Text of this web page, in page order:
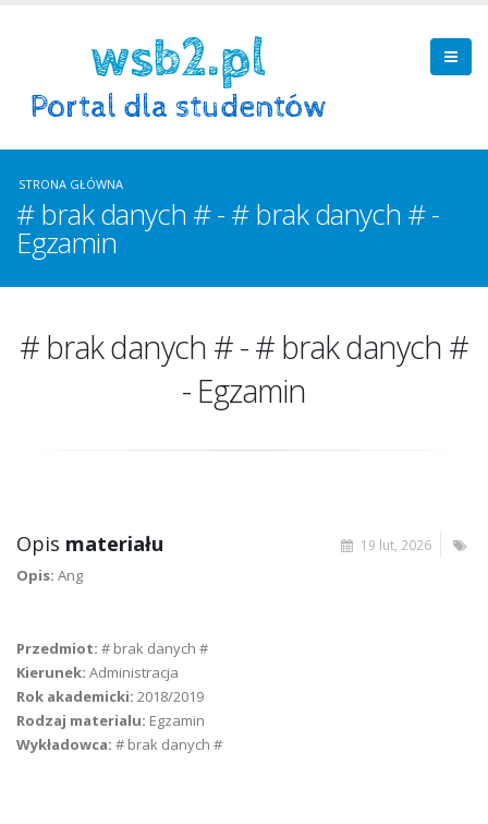
STRONA GŁÓWNA
# brak danych # - # brak danych # -
Egzamin
# brak danych # - # brak danych #
- Egzamin
19 lut, 2026
Opis materiału
Opis: Ang
Przedmiot: # brak danych #
Kierunek: Administracja
Rok akademicki: 2018/2019
Rodzaj materialu: Egzamin
Wykładowca: # brak danych #